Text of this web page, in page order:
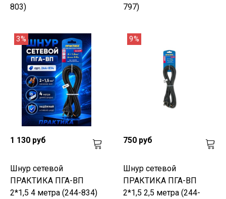
803)
797)
3%
1 130 руб
Шнур сетевой
ПРАКТИКА ПГА-ВП
2*1,5 4 метра (244-834)
9%
750 руб
Шнур сетевой
ПРАКТИКА ПГА-ВП
2*1,5 2,5 метра (244-